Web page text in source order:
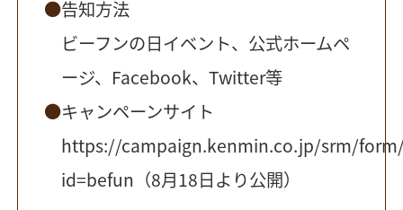
告知方法
ビーフンの日イベント、公式ホームペ
ージ、Facebook、Twitter等
キャンペーンサイト
https://campaign.kenmin.co.jp/srm/
id=befun （8月18日より公開）